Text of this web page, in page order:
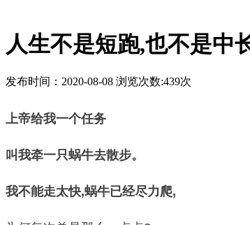
人生不是短跑,也不是中
发布时间：2020-08-08 浏览次数:439次
上帝给我一个任务
叫我牵一只蜗牛去散步。
我不能走太快,蜗牛已经尽力爬,